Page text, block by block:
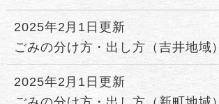
2025年2月1日更新
ごみの分け方・出し方（吉井地域）
2025年2月1日更新